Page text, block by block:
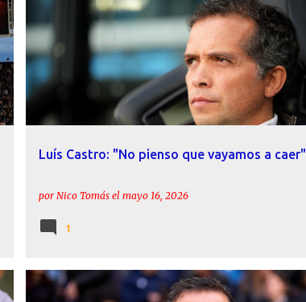
Luís Castro: "No pienso que vayamos a caer"
por Nico Tomás el mayo 16, 2026
ACTUALIDAD DECLARACIONES LEVANTE UD
LUÍS CASTRO
1
ACTUALIDAD DECLARACIONES LEVANTE UD